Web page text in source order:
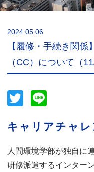
2024.05.06
【履修・手続き関
（CC）について（
Twitter
キャリアチャレ
人間環境学部が独自に
研修派遣するインター